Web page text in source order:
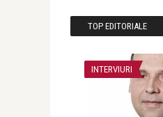
TOP EDITORIALE
INTERVIURI